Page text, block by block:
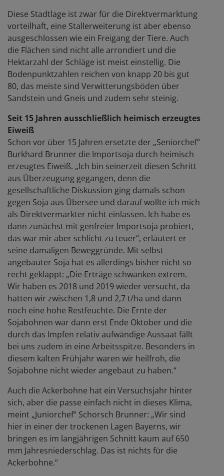
Diese Stadtlage ist zwar für die Direktvermarktung
vorteilhaft, eine Stallerweiterung ist aber ebenso
ausgeschlossen wie ein Freigang der Tiere. Auch
die Flächen sind nicht alle arrondiert und die
Hektarzahl der Schläge ist meist einstellig. Die
Bodenpunktzahlen reichen von knapp 20 bis gut
80, das meiste sind Verwitterungsböden über
Sandstein und Gneis und zudem sehr steinig.
Seit 15 Jahren ausschließlich heimisch erzeugtes
Eiweiß
Schon vor über 15 Jahren ersetzte der „Seniorchef“
Burkhard Brunner die Importsoja durch heimisch
erzeugtes Eiweiß. „Ich bin seinerzeit diesen Schritt
aus Überzeugung gegangen, denn die
gesellschaftliche Diskussion ging damals schon
gegen Soja aus Übersee und darauf wollte ich mich
als Direktvermarkter nicht einlassen. Ich habe es
dann zunächst mit genfreier Importsoja probiert,
das war mir aber schlicht zu teuer“, erläutert er
seine damaligen Beweggründe. Mit selbst
angebauter Soja hat es allerdings bisher nicht so
recht geklappt: „Die Erträge schwanken extrem.
Wir haben es 2018 und 2019 wieder versucht, da
hatten wir zwischen 1,8 und 2,7 t/ha und dann
noch eine hohe Restfeuchte. Die Ernte der
Sojabohnen war dann erst Ende Oktober und die
durch das Impfen relativ aufwändige Aussaat fällt
bei uns zudem in eine Arbeitsspitze. Besonders in
diesem kalten Frühjahr waren wir heilfroh, die
Sojabohne nicht wieder angebaut zu haben.“
Auch die Ackerbohne hat ein Versuchsjahr hinter
sich, aber die passe einfach nicht in dieses Klima,
meint „Juniorchef“ Schorsch Brunner: „Wir sind
hier in einer der trockenen Lagen Bayerns, wir
bringen es im langjährigen Schnitt kaum auf 650
mm Jahresniederschlag. Das ist nichts für die
Ackerbohne.“